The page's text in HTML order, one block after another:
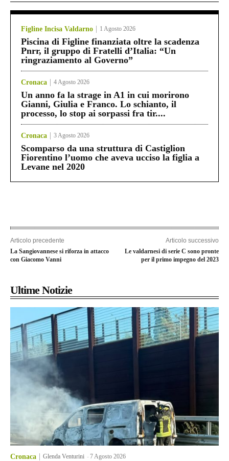
Figline Incisa Valdarno 1 Agosto 2026
Piscina di Figline finanziata oltre la scadenza
Pnrr, il gruppo di Fratelli d’Italia: “Un
ringraziamento al Governo”
Cronaca 4 Agosto 2026
Un anno fa la strage in A1 in cui morirono
Gianni, Giulia e Franco. Lo schianto, il
processo, lo stop ai sorpassi fra tir....
Cronaca 3 Agosto 2026
Scomparso da una struttura di Castiglion
Fiorentino l’uomo che aveva ucciso la figlia a
Levane nel 2020
Articolo precedente
La Sangiovannese si riforza in attacco
con Giacomo Vanni
Articolo successivo
Le valdarnesi di serie C sono pronte
per il primo impegno del 2023
Ultime Notizie
Cronaca Glenda Venturini -7 Agosto 2026